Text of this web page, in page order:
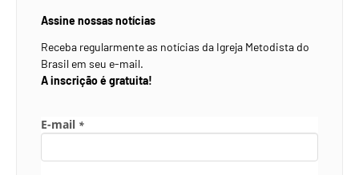
Assine nossas notícias
Receba regularmente as notícias da Igreja Metodista do
Brasil em seu e-mail.
A inscrição é gratuita!